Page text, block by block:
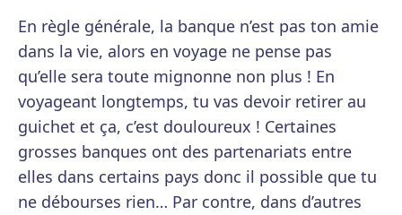
En règle générale, la banque n’est pas ton amie
dans la vie, alors en voyage ne pense pas
qu’elle sera toute mignonne non plus ! En
voyageant longtemps, tu vas devoir retirer au
guichet et ça, c’est douloureux ! Certaines
grosses banques ont des partenariats entre
elles dans certains pays donc il possible que tu
ne débourses rien… Par contre, dans d’autres